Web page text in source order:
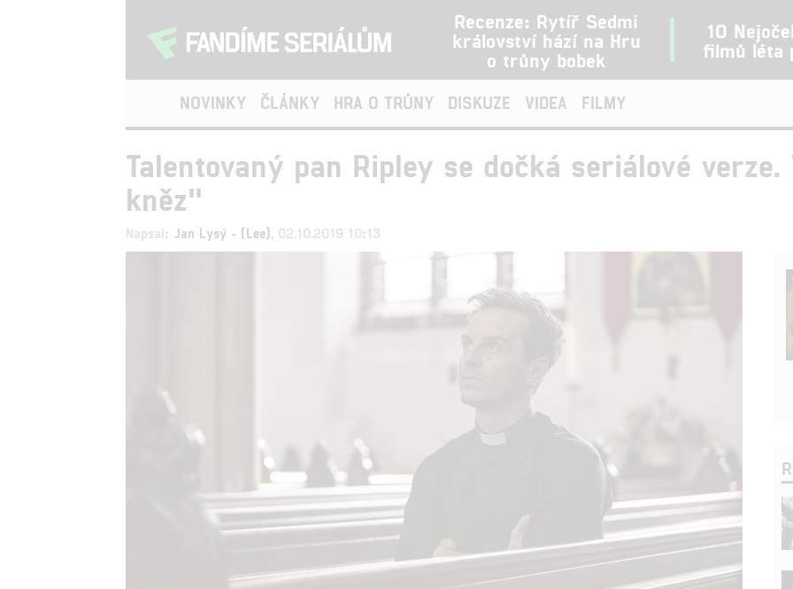
Recenze: Rytíř Sedmi
království hází na Hru
o trůny bobek
10
filmů léta
NOVINKY ČLÁNKY HRA O TRŮNY DISKUZE VIDEA FILMY
Talentovaný pan Ripley se dočká seriálové
kněz"
Napsal: Jan Lysý - (Lee) , 02.10.2019 10:13